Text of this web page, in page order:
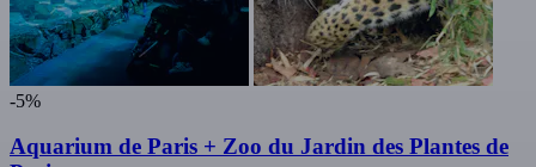
-5%
Aquarium de Paris + Zoo du Jardin des Plantes de